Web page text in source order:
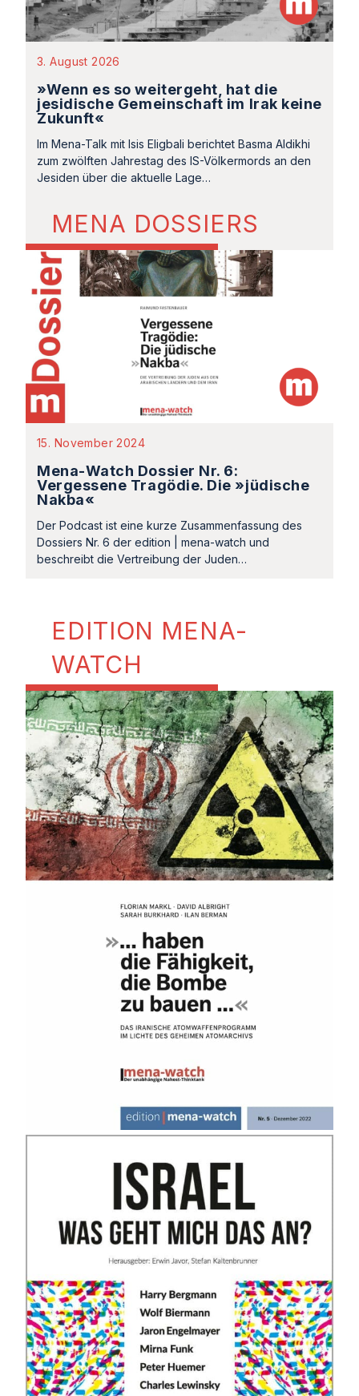
3. August 2026
»Wenn es so weitergeht, hat die
jesidische Gemeinschaft im Irak keine
Zukunft«
Im Mena-Talk mit Isis Eligbali berichtet Basma Aldikhi
zum zwölften Jahrestag des IS-Völkermords an den
Jesiden über die aktuelle Lage…
MENA DOSSIERS
15. November 2024
Mena-Watch Dossier Nr. 6:
Vergessene Tragödie. Die »jüdische
Nakba«
Der Podcast ist eine kurze Zusammenfassung des
Dossiers Nr. 6 der edition | mena-watch und
beschreibt die Vertreibung der Juden…
EDITION MENA-
WATCH